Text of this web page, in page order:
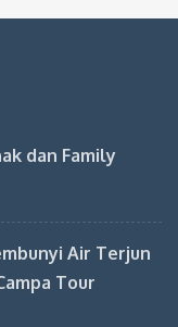
dan Family
Air Terjun
Tour